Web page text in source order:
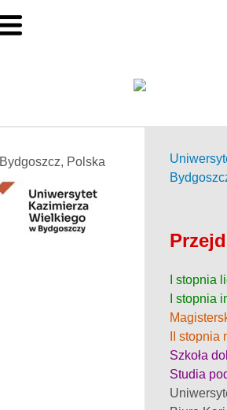
Bydgoszcz, Polska
I stopnia
I stopnia
II
Szkoła
Studia